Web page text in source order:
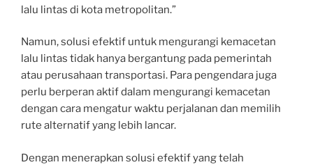
lalu lintas di kota metropolitan.”
Namun, solusi efektif untuk mengurangi kemacetan
lalu lintas tidak hanya bergantung pada pemerintah
atau perusahaan transportasi. Para pengendara juga
perlu berperan aktif dalam mengurangi kemacetan
dengan cara mengatur waktu perjalanan dan memilih
rute alternatif yang lebih lancar.
Dengan menerapkan solusi efektif yang telah